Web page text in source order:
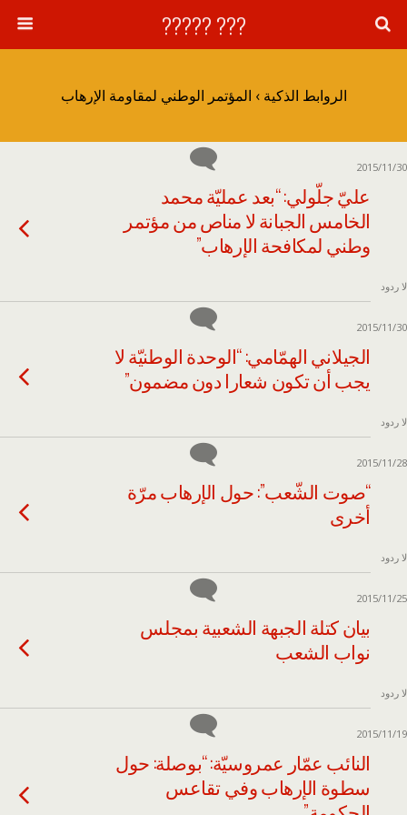
??? ?????
الروابط الذكية › المؤتمر الوطني لمقاومة الإرهاب
2015/11/30
عليّ جلّولي: “بعد عمليّة محمد
الخامس الجبانة لا مناص من مؤتمر
وطني لمكافحة الإرهاب”
لا ردود
2015/11/30
الجيلاني الهمّامي: “الوحدة الوطنيّة لا
يجب أن تكون شعارا دون مضمون”
لا ردود
2015/11/28
“صوت الشّعب”: حول الإرهاب مرّة
أخرى
لا ردود
2015/11/25
بيان كتلة الجبهة الشعبية بمجلس
نواب الشعب
لا ردود
2015/11/19
النائب عمّار عمروسيّة: “بوصلة: حول
سطوة الإرهاب وفي تقاعس